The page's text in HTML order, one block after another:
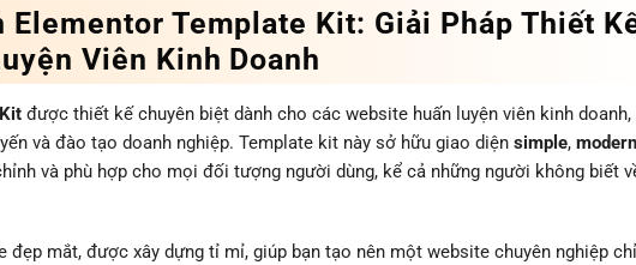
Template Kit: Giải Pháp Thiết
Viên Kinh Doanh
được thiết kế chuyên biệt dành cho các website huấn luyện viên kinh doanh,
và đào tạo doanh nghiệp. Template kit này sở hữu giao diện simple, modern
và phù hợp cho mọi đối tượng người dùng, kể cả những người không biết
đẹp mắt, được xây dựng tỉ mỉ, giúp bạn tạo nên một website chuyên nghiệp